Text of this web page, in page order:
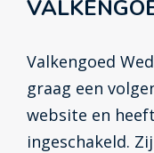
Valkengoed
graag een
website en
ingeschakeld.